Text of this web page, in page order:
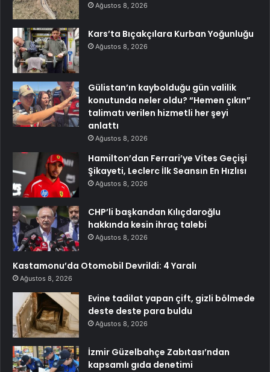
Ağustos 8, 2026
Kars’ta Bıçakçılara Kurban Yoğunluğu
Ağustos 8, 2026
Gülistan’ın kaybolduğu gün valilik
konutunda neler oldu? “Hemen çıkın”
talimatı verilen hizmetli her şeyi
anlattı
Ağustos 8, 2026
Hamilton’dan Ferrari’ye Vites Geçişi
Şikayeti, Leclerc İlk Seansın En Hızlısı
Ağustos 8, 2026
CHP’li başkandan Kılıçdaroğlu
hakkında kesin ihraç talebi
Ağustos 8, 2026
Kastamonu’da Otomobil Devrildi: 4 Yaralı
Ağustos 8, 2026
Evine tadilat yapan çift, gizli bölmede
deste deste para buldu
Ağustos 8, 2026
İzmir Güzelbahçe Zabıtası’ndan
kapsamlı gıda denetimi